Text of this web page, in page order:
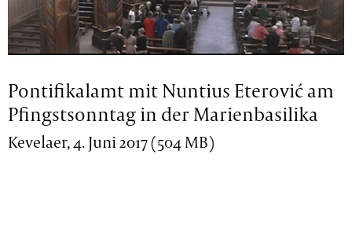
Pontifikalamt mit Nuntius Eterović am
Pfingstsonntag in der Marienbasilika
Kevelaer, 4. Juni 2017 (504 MB)